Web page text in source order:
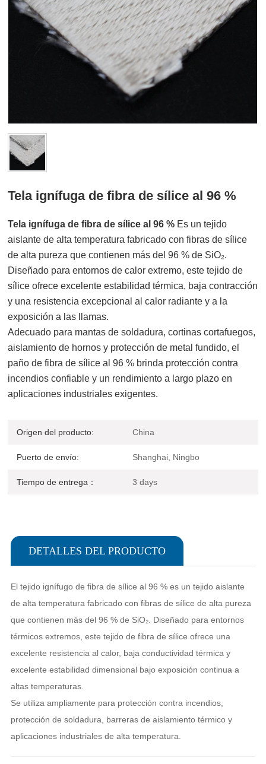
Tela ignífuga de fibra de sílice al 96 %
Tela ignífuga de fibra de sílice al 96 % Es un tejido
aislante de alta temperatura fabricado con fibras de sílice
de alta pureza que contienen más del 96 % de SiO₂.
Diseñado para entornos de calor extremo, este tejido de
sílice ofrece excelente estabilidad térmica, baja contracción
y una resistencia excepcional al calor radiante y a la
exposición a las llamas.
Adecuado para mantas de soldadura, cortinas cortafuegos,
aislamiento de hornos y protección de metal fundido, el
paño de fibra de sílice al 96 % brinda protección contra
incendios confiable y un rendimiento a largo plazo en
aplicaciones industriales exigentes.
Origen del producto: China
Puerto de envío: Shanghai, Ningbo
Tiempo de entrega： 3 days
DETALLES DEL PRODUCTO
El tejido ignífugo de fibra de sílice al 96 % es un tejido aislante
de alta temperatura fabricado con fibras de sílice de alta pureza
que contienen más del 96 % de SiO₂. Diseñado para entornos
térmicos extremos, este tejido de fibra de sílice ofrece una
excelente resistencia al calor, baja conductividad térmica y
excelente estabilidad dimensional bajo exposición continua a
altas temperaturas.
Se utiliza ampliamente para protección contra incendios,
protección de soldadura, barreras de aislamiento térmico y
aplicaciones industriales de alta temperatura.